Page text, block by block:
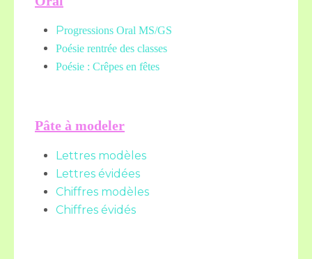
Progressions Oral MS/GS
Poésie rentrée des classes
Poésie : Crêpes en fêtes
Pâte à modeler
Lettres modèles
Lettres évidées
Chiffres modèles
Chiffres évidés